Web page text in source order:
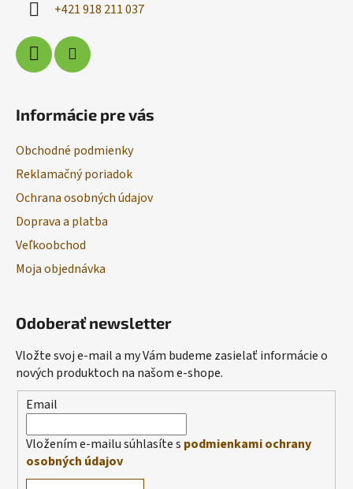
+421 918 211 037
Informácie pre vás
Obchodné podmienky
Reklamačný poriadok
Ochrana osobných údajov
Doprava a platba
Veľkoobchod
Moja objednávka
Odoberať newsletter
Vložte svoj e-mail a my Vám budeme zasielať informácie o
nových produktoch na našom e-shope.
Email
Vložením e-mailu súhlasíte s podmienkami ochrany
osobných údajov